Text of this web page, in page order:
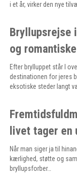
i et år, virker den nye
Bryllupsrejse
og
Efter brylluppet står I
destinationen for jeres
eksotiske steder langt
livet tager en
Når man siger ja til
kærlighed, støtte og
bryllupsforber…